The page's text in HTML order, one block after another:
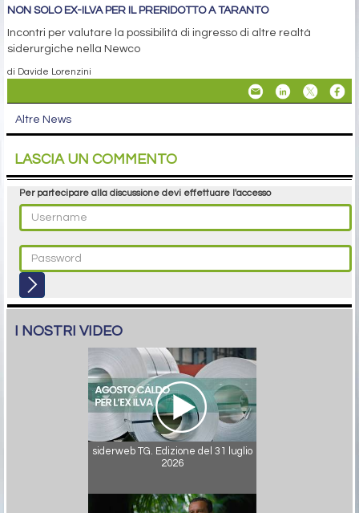
NON SOLO EX-ILVA PER IL PRERIDOTTO A TARANTO
Incontri per valutare la possibilità di ingresso di altre realtà
siderurgiche nella Newco
di Davide Lorenzini
Altre News
LASCIA UN COMMENTO
Per partecipare alla discussione devi effettuare l'accesso
I NOSTRI VIDEO
siderweb TG. Edizione del 31 luglio
2026